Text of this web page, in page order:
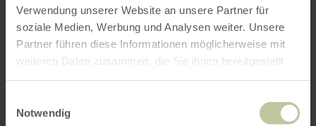
Verwendung unserer Website an unsere Partner für
soziale Medien, Werbung und Analysen weiter. Unsere
Partner führen diese Informationen möglicherweise mit
weiteren Daten zusammen, die Sie ihnen bereitgestellt
Notwendig
Contact